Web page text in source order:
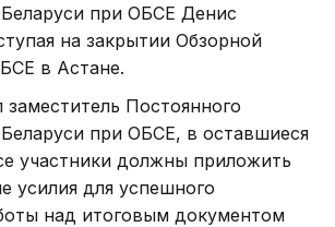
Беларуси при ОБСЕ Денис
на закрытии Обзорной
в Астане.
заместитель Постоянного
при ОБСЕ, в оставшиеся
участники должны приложить
усилия для успешного
над итоговым документом